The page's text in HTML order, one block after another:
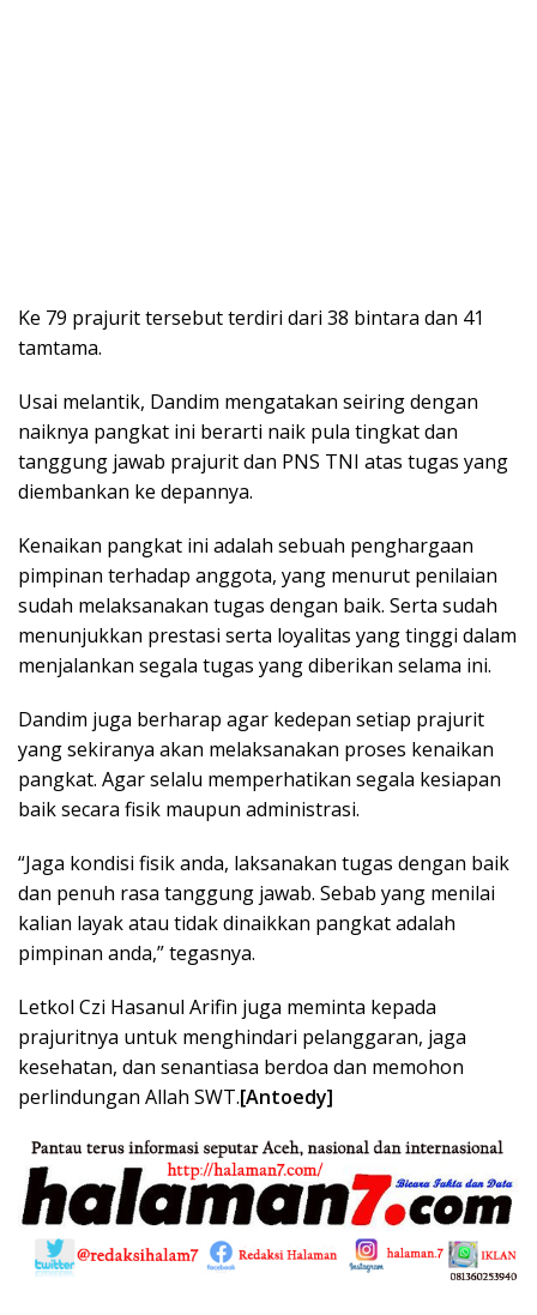
Ke 79 prajurit tersebut terdiri dari 38 bintara dan 41
tamtama.
Usai melantik, Dandim mengatakan seiring dengan
naiknya pangkat ini berarti naik pula tingkat dan
tanggung jawab prajurit dan PNS TNI atas tugas yang
diembankan ke depannya.
Kenaikan pangkat ini adalah sebuah penghargaan
pimpinan terhadap anggota, yang menurut penilaian
sudah melaksanakan tugas dengan baik. Serta sudah
menunjukkan prestasi serta loyalitas yang tinggi dalam
menjalankan segala tugas yang diberikan selama ini.
Dandim juga berharap agar kedepan setiap prajurit
yang sekiranya akan melaksanakan proses kenaikan
pangkat. Agar selalu memperhatikan segala kesiapan
baik secara fisik maupun administrasi.
“Jaga kondisi fisik anda, laksanakan tugas dengan baik
dan penuh rasa tanggung jawab. Sebab yang menilai
kalian layak atau tidak dinaikkan pangkat adalah
pimpinan anda,” tegasnya.
Letkol Czi Hasanul Arifin juga meminta kepada
prajuritnya untuk menghindari pelanggaran, jaga
kesehatan, dan senantiasa berdoa dan memohon
perlindungan Allah SWT.[Antoedy]